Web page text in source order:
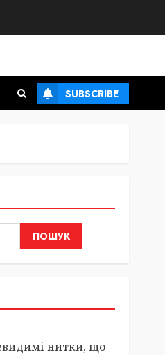
SUBSCRIBE
ПОШУК
нитки, що